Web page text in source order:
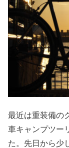
最近は重装備の
車キャンプツー
た。先日から少